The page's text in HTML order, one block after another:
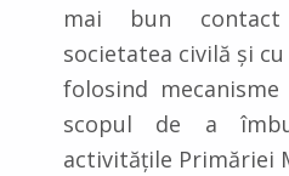
mai bun
societatea civilă și
folosind
scopul de a
activitățile Primăriei